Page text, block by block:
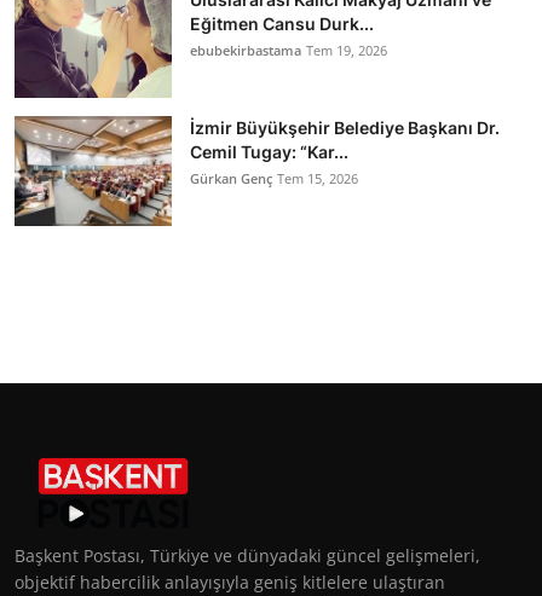
Eğitmen Cansu Durk...
ebubekirbastama Tem 19, 2026
İzmir Büyükşehir Belediye Başkanı Dr.
Cemil Tugay: “Kar...
Gürkan Genç Tem 15, 2026
Başkent Postası, Türkiye ve dünyadaki güncel gelişmeleri,
objektif habercilik anlayışıyla geniş kitlelere ulaştıran